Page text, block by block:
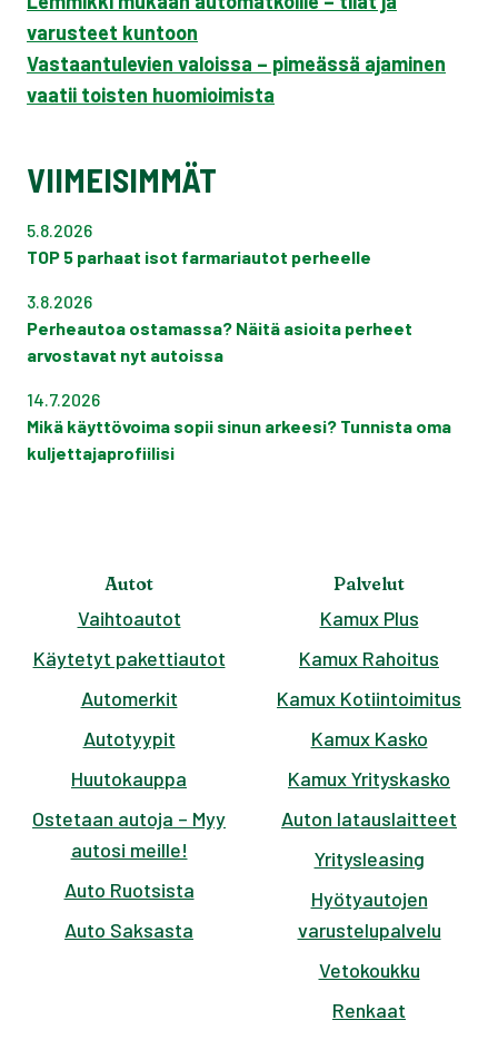
varusteet kuntoon
Vastaantulevien valoissa – pimeässä ajaminen
vaatii toisten huomioimista
VIIMEISIMMÄT
5.8.2026
TOP 5 parhaat isot farmariautot perheelle
3.8.2026
Perheautoa ostamassa? Näitä asioita perheet
arvostavat nyt autoissa
14.7.2026
Mikä käyttövoima sopii sinun arkeesi? Tunnista oma
kuljettajaprofiilisi
Autot
Vaihtoautot
Käytetyt pakettiautot
Automerkit
Autotyypit
Huutokauppa
Ostetaan autoja – Myy
autosi meille!
Auto Ruotsista
Auto Saksasta
Palvelut
Kamux Plus
Kamux Rahoitus
Kamux Kotiintoimitus
Kamux Kasko
Kamux Yrityskasko
Auton latauslaitteet
Yritysleasing
Hyötyautojen
varustelupalvelu
Vetokoukku
Renkaat